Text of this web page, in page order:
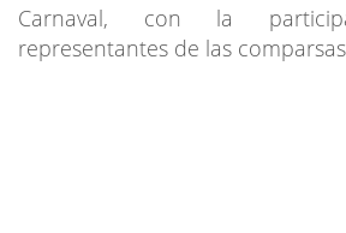
Carnaval, con la
representantes de las